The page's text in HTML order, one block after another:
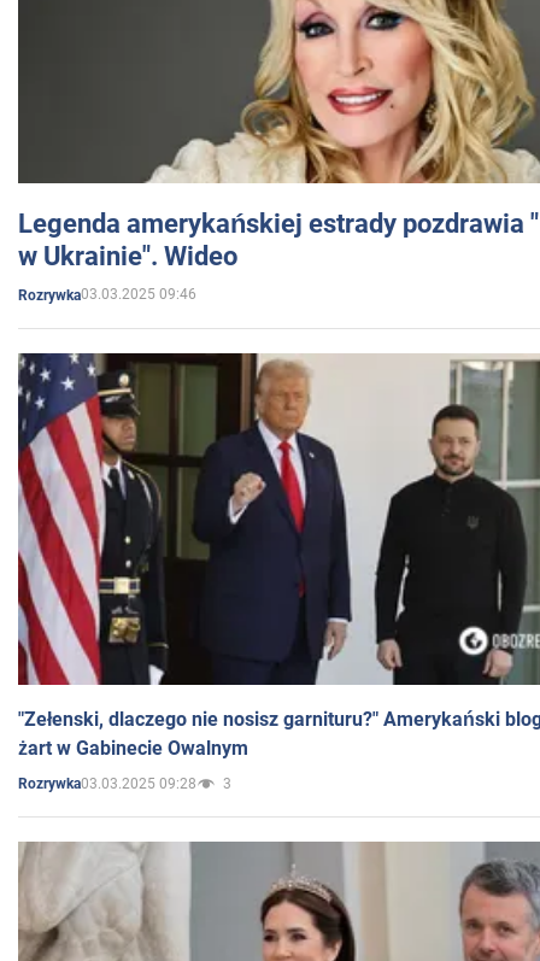
Legenda amerykańskiej estrady pozdrawia
w Ukrainie". Wideo
Rozrywka03.03.2025 09:46
"Zełenski, dlaczego nie nosisz garnituru?" Amerykański
żart w Gabinecie Owalnym
Rozrywka03.03.2025 09:28 3